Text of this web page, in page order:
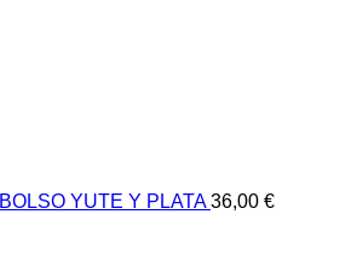
BOLSO YUTE Y PLATA 36,00 €